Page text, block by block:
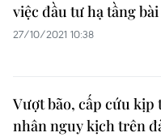
việc đầu tư hạ tầng
27/10/2021 10:38
Vượt bão, cấp cứu kịp
nhân nguy kịch trên